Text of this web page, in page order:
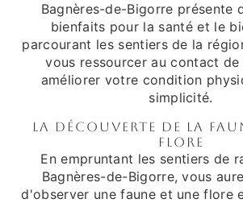
Bagnères-de-Bigorre présente
bienfaits pour la santé et le
parcourant les sentiers de la
vous ressourcer au contact de
améliorer votre condition
simplicité.
La découverte de la
flore
En empruntant les sentiers de
Bagnères-de-Bigorre, vous
d'observer une faune et une flore